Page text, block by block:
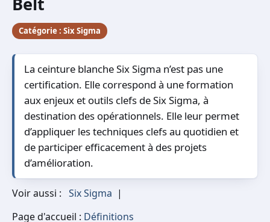
Catégorie : Six Sigma
La ceinture blanche Six Sigma n’est pas une
certification. Elle correspond à une formation
aux enjeux et outils clefs de Six Sigma, à
destination des opérationnels. Elle leur permet
d’appliquer les techniques clefs au quotidien et
de participer efficacement à des projets
d’amélioration.
Voir aussi : Six Sigma |
Page d'accueil : Définitions